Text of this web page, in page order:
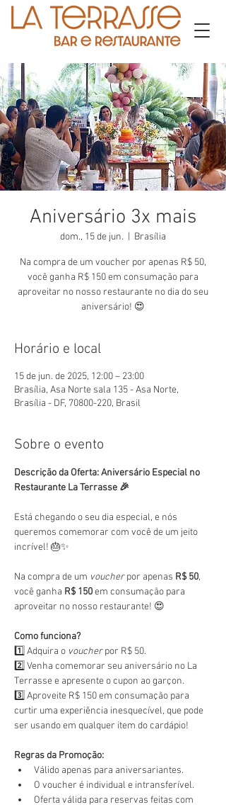
Aniversário 3x mais
dom., 15 de jun. Brasília
Na compra de um voucher por apenas R$ 50,
você ganha R$ 150 em consumação para
aproveitar no nosso restaurante no dia do seu
aniversário! 😍
Horário e local
15 de jun. de 2025, 12:00 – 23:00
Brasília, Asa Norte sala 135 - Asa Norte,
Brasília - DF, 70800-220, Brasil
Sobre o evento
Descrição da Oferta: Aniversário Especial no
Restaurante La Terrasse 🎉
Está chegando o seu dia especial, e nós
queremos comemorar com você de um jeito
incrível! 🎂✨
Na compra de um voucher por apenas R$ 50,
você ganha R$ 150 em consumação para
aproveitar no nosso restaurante! 😍
Como funciona?
1️⃣ Adquira o voucher por R$ 50.
2️⃣ Venha comemorar seu aniversário no La
Terrasse e apresente o cupon ao garçon.
3️⃣ Aproveite R$ 150 em consumação para
curtir uma experiência inesquecível, que pode
ser usando em qualquer item do cardápio!
Regras da Promoção:
Válido apenas para aniversariantes.
O voucher é individual e intransferível.
Oferta válida para reservas feitas com